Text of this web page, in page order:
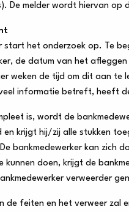
De melder wordt hiervan op
start het onderzoek op. Te
de datum van het
weken de tijd om dit aan te
informatie betreft, heeft
is, wordt de
en krijgt hij/zij alle stukken
bankmedewerker kan zich
kunnen doen, krijgt de
verweerder
de feiten en het verweer zal